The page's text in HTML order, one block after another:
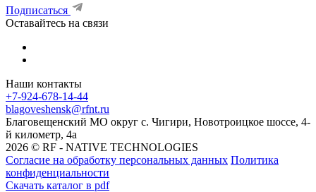
Подписаться
Оставайтесь на связи
Наши контакты
+7-924-678-14-44‬
blagoveshensk@rfnt.ru
Благовещенский МО округ с. Чигири, Новотроицкое шоссе, 4-
й километр, 4а
2026 © RF - NATIVE TECHNOLOGIES
Согласие на обработку персональных данных Политика
конфиденциальности
Скачать каталог в pdf